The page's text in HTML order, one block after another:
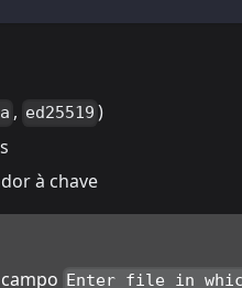
, ed25519 )
à chave
Enter file in